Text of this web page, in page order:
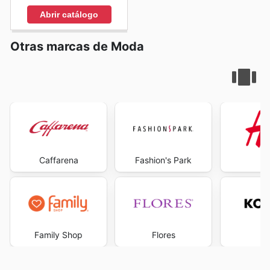
explore the best deals and start saving now.
Abrir catálogo
Otras marcas de Moda
Caffarena
Family Shop
Fashion's Park
Flores